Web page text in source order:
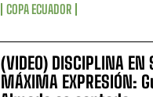
COPA ECUADOR
(VIDEO) DISCIPLINA EN
MÁXIMA EXPRESIÓN: